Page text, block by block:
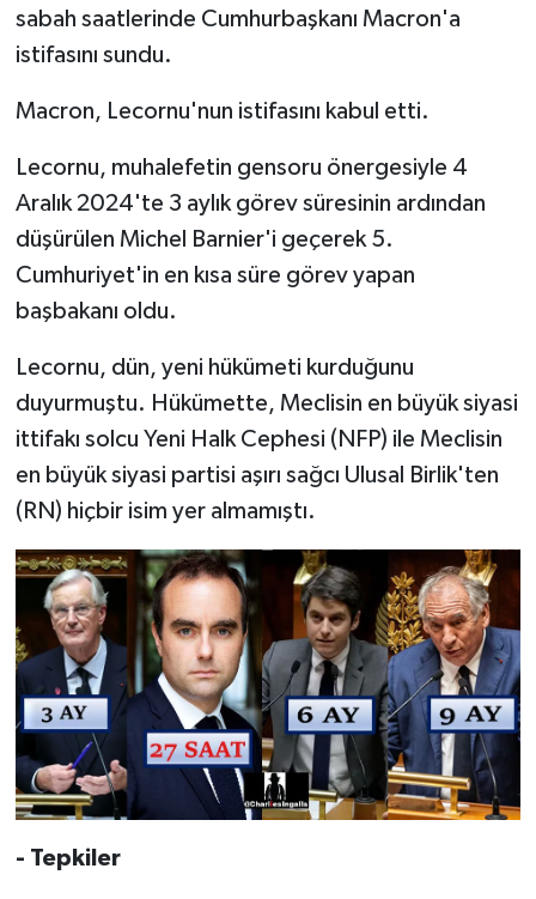
sabah saatlerinde Cumhurbaşkanı Macron'a
istifasını sundu.
Macron, Lecornu'nun istifasını kabul etti.
Lecornu, muhalefetin gensoru önergesiyle 4
Aralık 2024'te 3 aylık görev süresinin ardından
düşürülen Michel Barnier'i geçerek 5.
Cumhuriyet'in en kısa süre görev yapan
başbakanı oldu.
Lecornu, dün, yeni hükümeti kurduğunu
duyurmuştu. Hükümette, Meclisin en büyük siyasi
ittifakı solcu Yeni Halk Cephesi (NFP) ile Meclisin
en büyük siyasi partisi aşırı sağcı Ulusal Birlik'ten
(RN) hiçbir isim yer almamıştı.
- Tepkiler